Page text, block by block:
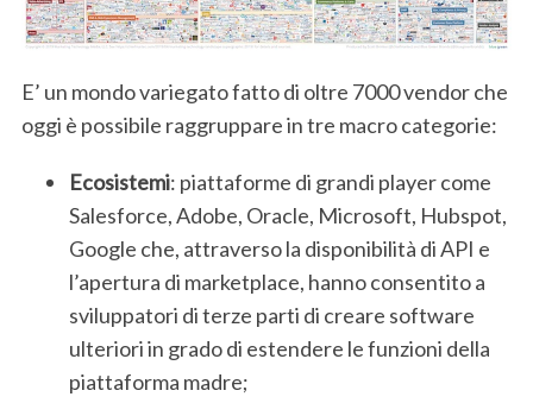
E’ un mondo variegato fatto di oltre 7000 vendor che
oggi è possibile raggruppare in tre macro categorie:
Ecosistemi: piattaforme di grandi player come
Salesforce, Adobe, Oracle, Microsoft, Hubspot,
Google che, attraverso la disponibilità di API e
l’apertura di marketplace, hanno consentito a
sviluppatori di terze parti di creare software
ulteriori in grado di estendere le funzioni della
piattaforma madre;